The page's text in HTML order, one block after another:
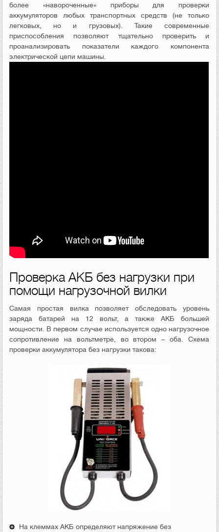
более «навороченные» приборы для проверки
аккумуляторов любых транспортных средств (не только
легковых, но и грузовых). Такие современные
приспособления позволяют тщательно проверить и
проанализировать показатели каждого компонента
электрической цепи машины.
Проверка АКБ без нагрузки при
помощи нагрузочной вилки
Самая простая вилка позволяет обследовать уровень
заряда батарей на 12 вольт, а также АКБ большей
мощности. В первом случае используется одно нагрузочное
сопротивление на вольтметре, во втором – оба. Схема
проверки аккумулятора без нагрузки такова:
На клеммах АКБ определяют напряжение без